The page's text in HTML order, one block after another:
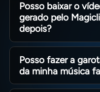
Posso baixar o
gerado pelo
depois?
Sim, você pode.
pode usar qualquer
vídeo gratuita para
texto ou outros
Posso fazer a
da minha música
Sim, desde que